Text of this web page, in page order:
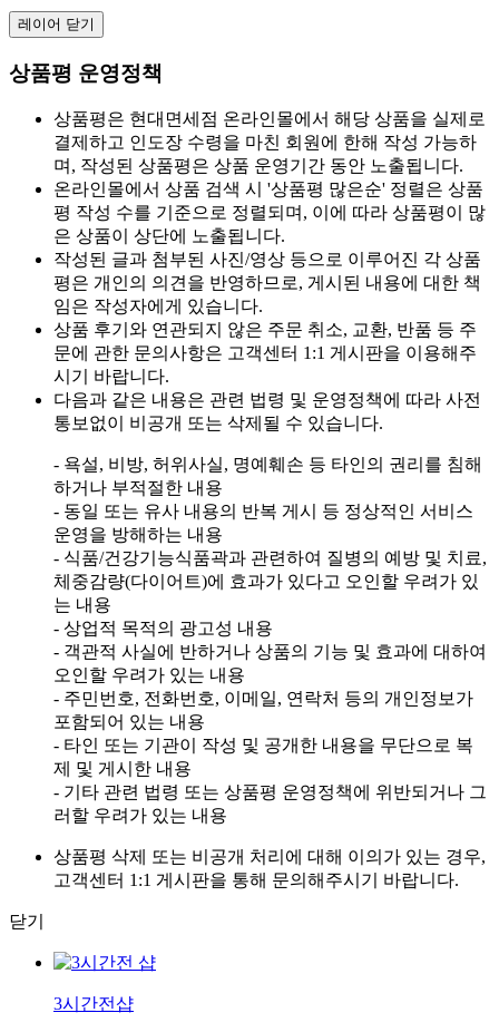
레이어 닫기
상품평 운영정책
상품평은 현대면세점 온라인몰에서 해당 상품을 실제로
결제하고 인도장 수령을 마친 회원에 한해 작성 가능하
며, 작성된 상품평은 상품 운영기간 동안 노출됩니다.
온라인몰에서 상품 검색 시 '상품평 많은순' 정렬은 상품
평 작성 수를 기준으로 정렬되며, 이에 따라 상품평이 많
은 상품이 상단에 노출됩니다.
작성된 글과 첨부된 사진/영상 등으로 이루어진 각 상품
평은 개인의 의견을 반영하므로, 게시된 내용에 대한 책
임은 작성자에게 있습니다.
상품 후기와 연관되지 않은 주문 취소, 교환, 반품 등 주
문에 관한 문의사항은 고객센터 1:1 게시판을 이용해주
시기 바랍니다.
다음과 같은 내용은 관련 법령 및 운영정책에 따라 사전
통보없이 비공개 또는 삭제될 수 있습니다.
- 욕설, 비방, 허위사실, 명예훼손 등 타인의 권리를 침해
하거나 부적절한 내용
- 동일 또는 유사 내용의 반복 게시 등 정상적인 서비스
운영을 방해하는 내용
- 식품/건강기능식품곽과 관련하여 질병의 예방 및 치료,
체중감량(다이어트)에 효과가 있다고 오인할 우려가 있
는 내용
- 상업적 목적의 광고성 내용
- 객관적 사실에 반하거나 상품의 기능 및 효과에 대하여
오인할 우려가 있는 내용
- 주민번호, 전화번호, 이메일, 연락처 등의 개인정보가
포함되어 있는 내용
- 타인 또는 기관이 작성 및 공개한 내용을 무단으로 복
제 및 게시한 내용
- 기타 관련 법령 또는 상품평 운영정책에 위반되거나 그
러할 우려가 있는 내용
상품평 삭제 또는 비공개 처리에 대해 이의가 있는 경우,
고객센터 1:1 게시판을 통해 문의해주시기 바랍니다.
닫기
3시간전샵